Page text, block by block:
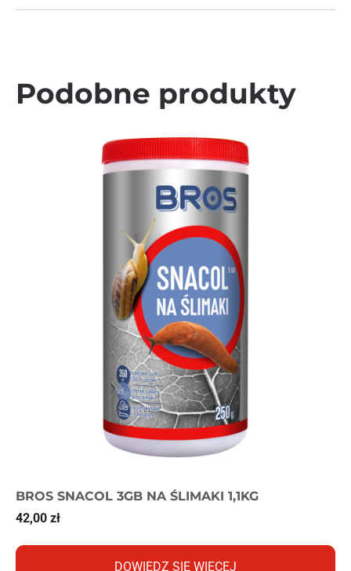
Podobne produkty
BROS SNACOL 3GB NA ŚLIMAKI 1,1KG
42,00 zł
DOWIEDZ SIĘ WIĘCEJ